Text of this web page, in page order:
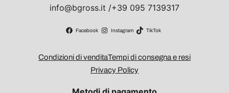
info@bgross.it /+39 095 7139317
Facebook Instagram TikTok
Condizioni di venditaTempi di consegna e resi
Privacy Policy